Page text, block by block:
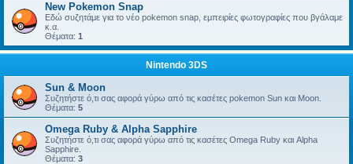
New Pokemon Snap
Εδώ συζητάμε για το νέο pokemon snap, εμπειρίες φωτογραφίες που βγάλαμε
κ.α.
Θέματα: 1
Nintendo 3DS
Sun & Moon
Συζητήστε ό,τι σας αφορά γύρω από τις κασέτες pokemon Sun και Moon.
Θέματα: 5
Omega Ruby & Alpha Sapphire
Συζητήστε ό,τι σας αφορά γύρω από τις κασέτες Omega Ruby και Alpha
Sapphire.
Θέματα: 3